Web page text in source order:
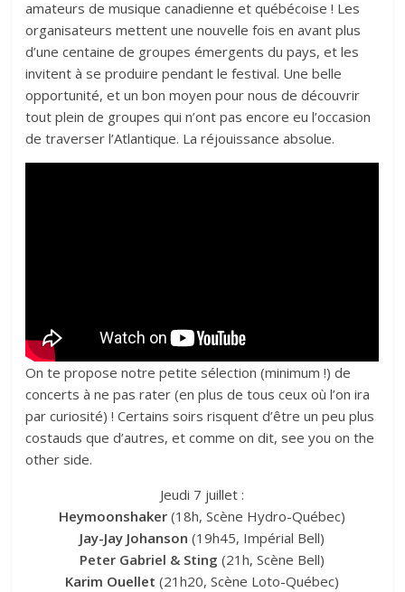
amateurs de musique canadienne et québécoise ! Les
organisateurs mettent une nouvelle fois en avant plus
d’une centaine de groupes émergents du pays, et les
invitent à se produire pendant le festival. Une belle
opportunité, et un bon moyen pour nous de découvrir
tout plein de groupes qui n’ont pas encore eu l’occasion
de traverser l’Atlantique. La réjouissance absolue.
On te propose notre petite sélection (minimum !) de
concerts à ne pas rater (en plus de tous ceux où l’on ira
par curiosité) ! Certains soirs risquent d’être un peu plus
costauds que d’autres, et comme on dit, see you on the
other side.
Jeudi 7 juillet :
Heymoonshaker (18h, Scène Hydro-Québec)
Jay-Jay Johanson (19h45, Impérial Bell)
Peter Gabriel & Sting (21h, Scène Bell)
Karim Ouellet (21h20, Scène Loto-Québec)